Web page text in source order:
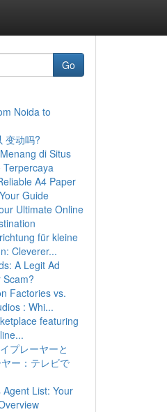
Go
Noida to
变动吗?
di Situs
Terpercaya
A4 Paper
Guide
Ultimate Online
für kleine
Cleverer...
A Legit Ad
Scam?
Factories vs.
: Whi...
featuring
プレーヤーと
ー：テレビで
Agent List: Your